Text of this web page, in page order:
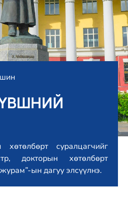
суралцагчийг
докторын хөтөлбөрт
ын дагуу элсүүлнэ.